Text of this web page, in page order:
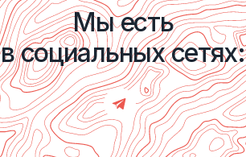
Мы есть
в социальных сетях: